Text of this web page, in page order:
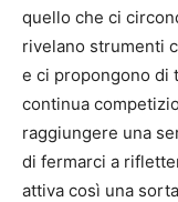
quello che ci
rivelano strumenti
e ci propongono di
continua
raggiungere una
di fermarci a
attiva così una